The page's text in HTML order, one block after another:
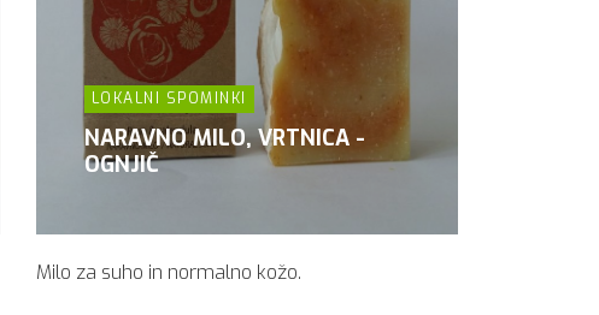
LOKALNI SPOMINKI
NARAVNO MILO, VRTNICA -
OGNJIČ
Milo za suho in normalno kožo.